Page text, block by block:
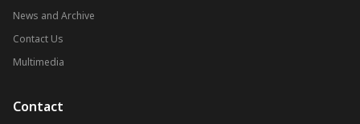
News and Archive
Contact Us
Multimedia
Contact